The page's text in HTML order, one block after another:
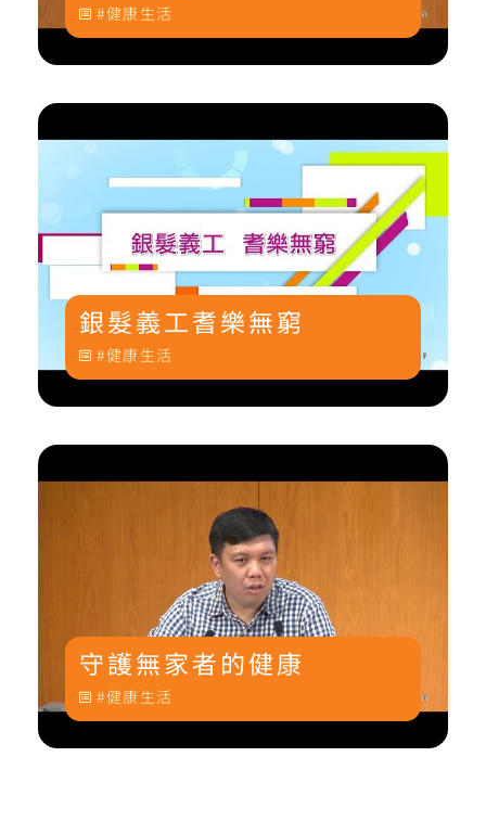
健康生活
銀髮義工耆樂無窮
健康生活
守護無家者的健康
健康生活